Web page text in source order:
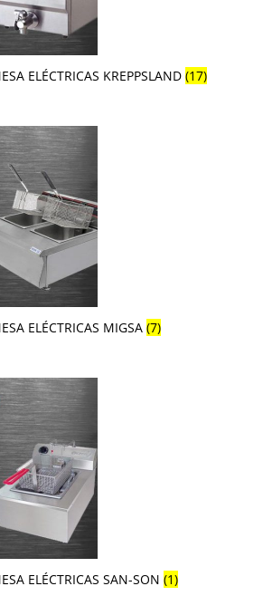
ELÉCTRICAS KREPPSLAND (17)
ELÉCTRICAS MIGSA (7)
ELÉCTRICAS SAN-SON (1)